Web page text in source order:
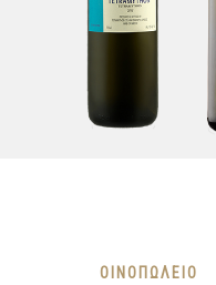
ΟΙΝΟΠΩΛΕΊΟ